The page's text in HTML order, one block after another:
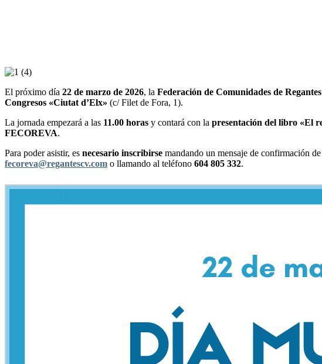
El próximo día 22 de marzo de 2026, la Federación de Comunidades de
Congresos «Ciutat d’Elx» (c/ Filet de Fora, 1).
La jornada empezará a las 11.00 horas y contará con la presentación del libro «El
FECOREVA.
Para poder asistir, es necesario inscribirse mandando un mensaje de confirmación
fecoreva@regantescv.com o llamando al teléfono 604 805 332.